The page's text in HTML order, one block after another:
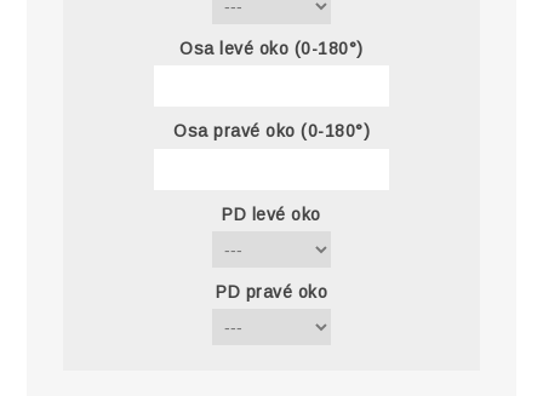
Osa levé oko (0-180°)
Osa pravé oko (0-180°)
PD levé oko
PD pravé oko